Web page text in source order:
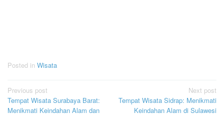
Posted in Wisata
Post
navigation
Previous post
Tempat Wisata Surabaya Barat:
Menikmati Keindahan Alam dan
Next post
Tempat Wisata Sidrap: Menikmati
Keindahan Alam di Sulawesi